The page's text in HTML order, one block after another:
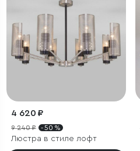
4 620 ₽
9 240 ₽ - 50 %
Люстра в стиле лофт